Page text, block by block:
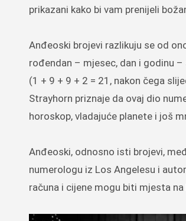
prikazani kako bi vam prenijeli
Anđeoski brojevi razlikuju se od
rođendan – mjesec, dan i godinu
(1 + 9 + 9 + 2 = 21, nakon čega
Strayhorn priznaje da ovaj dio
horoskop, vladajuće planete i još
Anđeoski, odnosno isti brojevi,
numerologu iz Los Angelesu i
računa i cijene mogu biti mjesta